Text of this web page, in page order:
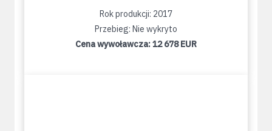
Rok produkcji: 2017
Przebieg: Nie wykryto
Cena wywoławcza:12 678 EUR